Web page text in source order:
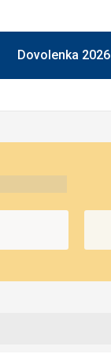
Dovolenka 2026